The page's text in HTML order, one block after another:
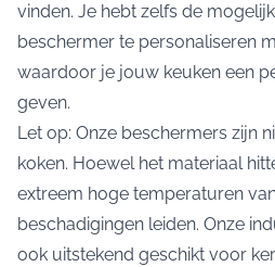
vinden. Je hebt zelfs de
beschermer te personaliseren
waardoor je jouw keuken een
geven.
Let op: Onze beschermers zijn
koken. Hoewel het materiaal
extreem hoge temperaturen
beschadigingen leiden. Onze
ook uitstekend geschikt voor